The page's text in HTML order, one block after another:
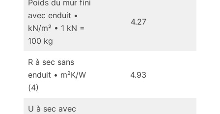
Poids du mur fini
avec enduit •
kN/m² • 1 kN =
100 kg
4.27
R à sec sans
enduit • m²K/W
(4)
4.93
U à sec avec